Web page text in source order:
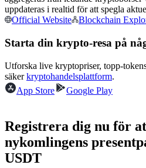
Njut av vinstdelning och
Information
Big data-analys inklusive
uppdateras i realtid för att spegla
Official Website
Blockchain
Starta din krypto-resa på
Utforska live kryptopriser, topp-
säkerkryptohandelsplattform.
App Store
Google Play
Registrera dig nu för
nykomlingens
USDT